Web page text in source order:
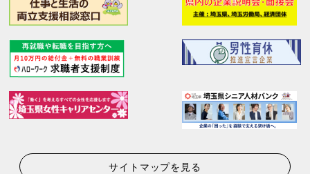
サイトマップを見る